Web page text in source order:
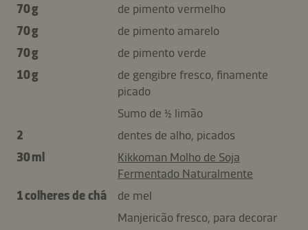
70 g
de pimento vermelho
70 g
de pimento amarelo
70 g
de pimento verde
10 g
de gengibre fresco, finamente
picado
Sumo de ½ limão
2
dentes de alho, picados
30 ml
Kikkoman Molho de Soja
Fermentado Naturalmente
1 colheres de chá
de mel
Manjericão fresco, para decorar